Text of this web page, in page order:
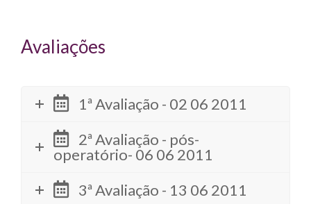
Avaliações
1ª Avaliação - 02 06 2011
2ª Avaliação - pós-
operatório- 06 06 2011
3ª Avaliação - 13 06 2011